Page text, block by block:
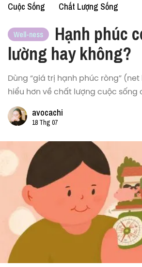
Cuộc Sống Chất Lượng Sống
Well-ness
Hạnh phúc
lường hay không?
Dùng “giá trị hạnh phúc ròng”
hiểu hơn về chất lượng cuộc sống
avocachi
18 Thg 07